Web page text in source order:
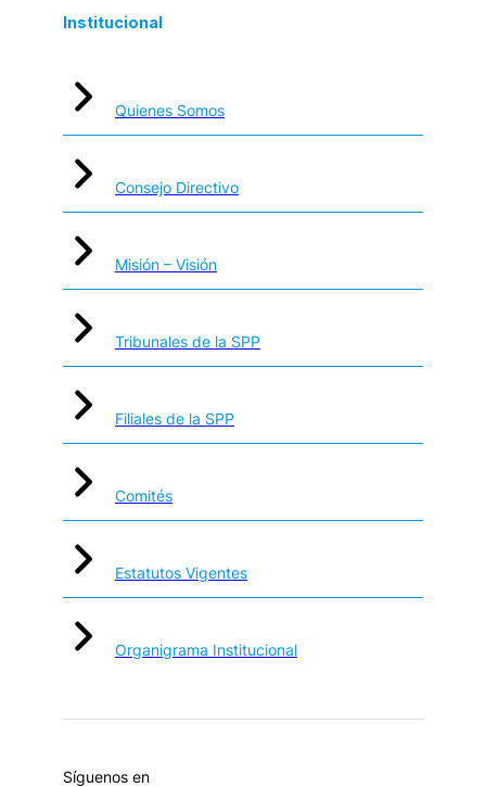
Institucional
Quienes Somos
Consejo Directivo
Misión – Visión
Tribunales de la SPP
Filiales de la SPP
Comités
Estatutos Vigentes
Organigrama Institucional
Síguenos en